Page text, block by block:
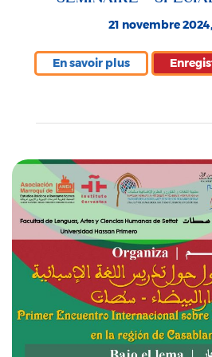
21 novembre
En savoir plus